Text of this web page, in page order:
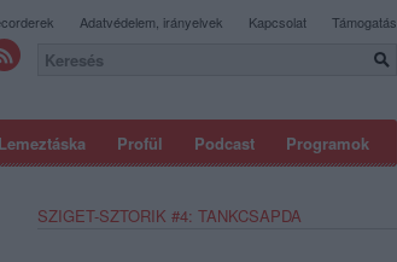
Lemeztáska Profül Podcast Programok
Adatvédelem, irányelvek Kapcsolat Támogatás
SZIGET-SZTORIK #4: TANKCSAPDA